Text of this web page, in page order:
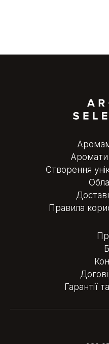
Аромати
Створення
Правила
Гарантії